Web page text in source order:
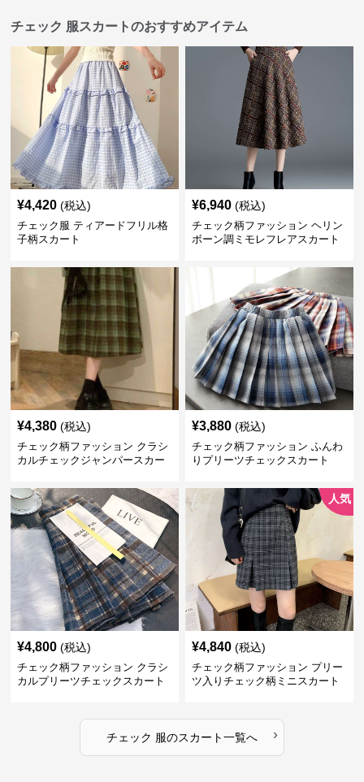
チェック 服スカートのおすすめアイテム
¥4,420 (税込)
チェック服 ティアードフリル格
子柄スカート
¥6,940 (税込)
チェック柄ファッション ヘリン
ボーン調ミモレフレアスカート
¥4,380 (税込)
チェック柄ファッション クラシ
カルチェックジャンパースカー
¥3,880 (税込)
チェック柄ファッション ふんわ
りプリーツチェックスカート
¥4,800 (税込)
チェック柄ファッション クラシ
カルプリーツチェックスカート
人気
¥4,840 (税込)
チェック柄ファッション プリー
ツ入りチェック柄ミニスカート
チェック 服のスカート一覧へ ›